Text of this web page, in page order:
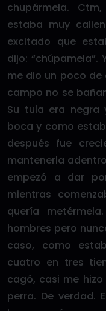
chupármela.
estaba muy
excitado que
dijo:
me dio un poco de
campo no se
Su tula era
boca y como
después fue
mantenerla
empezó a dar
mientras
quería
hombres pero
caso, como
cuatro en tres
cagó, casi me
perra. De verdad.